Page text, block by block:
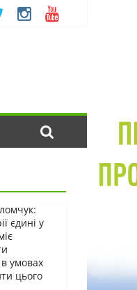
єдині у
умовах
цього